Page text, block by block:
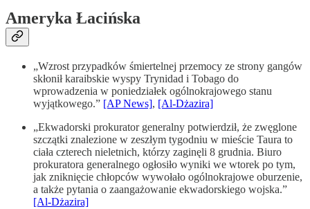
Ameryka Łacińska
„Wzrost przypadków śmiertelnej przemocy ze strony gangów
skłonił karaibskie wyspy Trynidad i Tobago do
wprowadzenia w poniedziałek ogólnokrajowego stanu
wyjątkowego.” [AP News], [Al-Dżazira]
„Ekwadorski prokurator generalny potwierdził, że zwęglone
szczątki znalezione w zeszłym tygodniu w mieście Taura to
ciała czterech nieletnich, którzy zaginęli 8 grudnia. Biuro
prokuratora generalnego ogłosiło wyniki we wtorek po tym,
jak zniknięcie chłopców wywołało ogólnokrajowe oburzenie,
a także pytania o zaangażowanie ekwadorskiego wojska.”
[Al-Dżazira]